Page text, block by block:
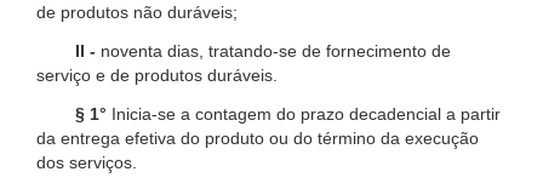
de produtos não duráveis;
II - noventa dias, tratando-se de fornecimento de
serviço e de produtos duráveis.
§ 1° Inicia-se a contagem do prazo decadencial a partir
da entrega efetiva do produto ou do término da execução
dos serviços.